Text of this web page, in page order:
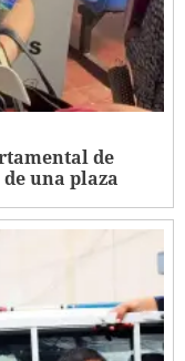
de
una plaza